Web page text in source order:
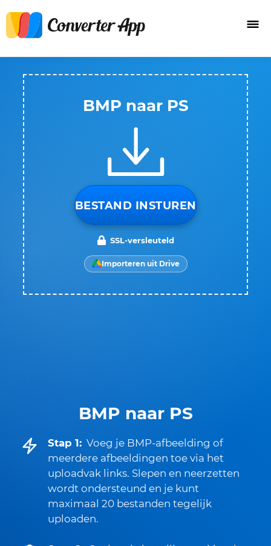
BMP naar PS
Stap 1: Voeg je BMP-afbeelding of
meerdere afbeeldingen toe via het
uploadvak links. Slepen en neerzetten
wordt ondersteund en je kunt
maximaal 20 bestanden tegelijk
uploaden.
BMP naar PS
BESTAND INSTUREN
SSL-versleuteld
Importeren uit Drive